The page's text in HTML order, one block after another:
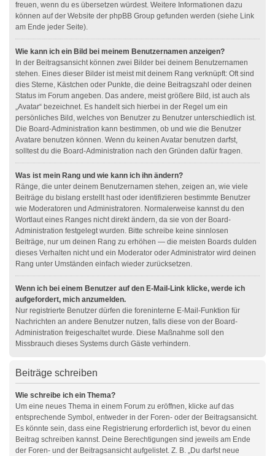
freuen, wenn du es übersetzen würdest. Weitere Informationen dazu
können auf der Website der phpBB Group gefunden werden (siehe Link
am Ende jeder Seite).
Wie kann ich ein Bild bei meinem Benutzernamen anzeigen?
In der Beitragsansicht können zwei Bilder bei deinem Benutzernamen
stehen. Eines dieser Bilder ist meist mit deinem Rang verknüpft: Oft sind
dies Sterne, Kästchen oder Punkte, die deine Beitragszahl oder deinen
Status im Forum angeben. Das andere, meist größere Bild, ist auch als
„Avatar“ bezeichnet. Es handelt sich hierbei in der Regel um ein
persönliches Bild, welches von Benutzer zu Benutzer unterschiedlich ist.
Die Board-Administration kann bestimmen, ob und wie die Benutzer
Avatare benutzen können. Wenn du keinen Avatar benutzen darfst,
solltest du die Board-Administration nach den Gründen dafür fragen.
Was ist mein Rang und wie kann ich ihn ändern?
Ränge, die unter deinem Benutzernamen stehen, zeigen an, wie viele
Beiträge du bislang erstellt hast oder identifizieren bestimmte Benutzer
wie Moderatoren und Administratoren. Normalerweise kannst du den
Wortlaut eines Ranges nicht direkt ändern, da sie von der Board-
Administration festgelegt wurden. Bitte schreibe keine sinnlosen
Beiträge, nur um deinen Rang zu erhöhen — die meisten Boards dulden
dieses Verhalten nicht und ein Moderator oder Administrator wird deinen
Rang unter Umständen einfach wieder zurücksetzen.
Wenn ich bei einem Benutzer auf den E-Mail-Link klicke, werde ich
aufgefordert, mich anzumelden.
Nur registrierte Benutzer dürfen die foreninterne E-Mail-Funktion für
Nachrichten an andere Benutzer nutzen, falls diese von der Board-
Administration freigeschaltet wurde. Diese Maßnahme soll den
Missbrauch dieses Systems durch Gäste verhindern.
Beiträge schreiben
Wie schreibe ich ein Thema?
Um eine neues Thema in einem Forum zu eröffnen, klicke auf das
entsprechende Symbol, entweder in der Foren- oder der Beitragsansicht.
Es könnte sein, dass eine Registrierung erforderlich ist, bevor du einen
Beitrag schreiben kannst. Deine Berechtigungen sind jeweils am Ende
der Foren- und der Beitragsansicht aufgelistet. Z. B. „Du darfst neue